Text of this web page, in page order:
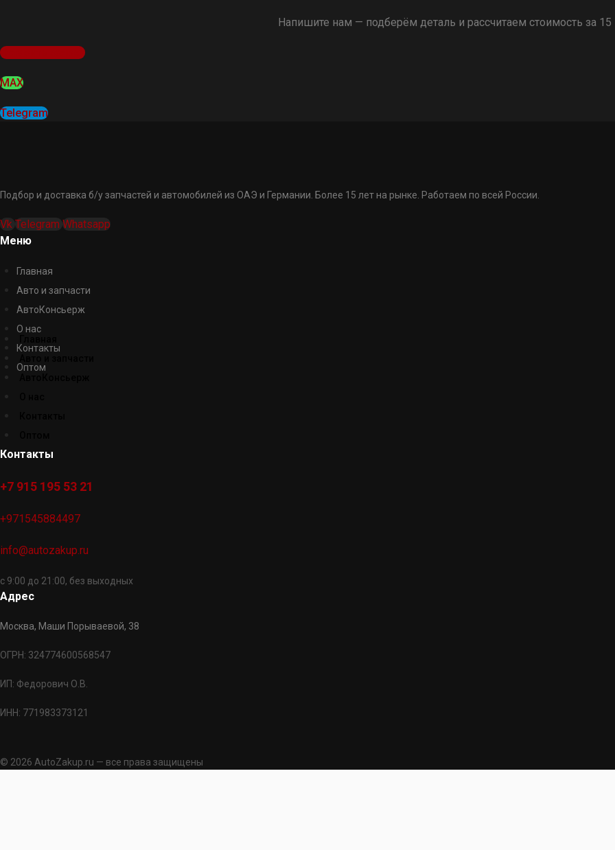
Напишите нам — подберём деталь и рассчитаем стоимость за 15
Оставить заявку
MAX
Telegram
Подбор и доставка б/у запчастей и автомобилей из ОАЭ и Германии. Более 15 лет на рынке. Работаем по всей России.
Vk Telegram Whatsapp
Меню
Главная
Авто и запчасти
АвтоКонсьерж
О нас
Контакты
Оптом
Контакты
+7 915 195 53 21
+971545884497
info@autozakup.ru
с 9:00 до 21:00, без выходных
Адрес
Москва, Маши Порываевой, 38
ОГРН: 324774600568547
ИП: Федорович О.В.
ИНН: 771983373121
© 2026 AutoZakup.ru — все права защищены